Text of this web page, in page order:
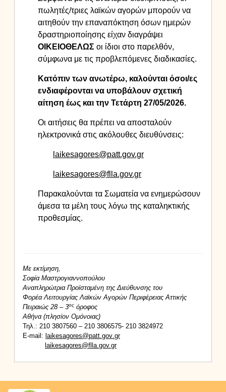
πωλητές/τριες λαϊκών αγορών μπορούν να
αιτηθούν την επαναπόκτηση όσων ημερών
δραστηριοποίησης είχαν διαγράψει
ΟΙΚΕΙΟΘΕΛΩΣ οι ίδιοι στο παρελθόν,
σύμφωνα με τις προβλεπόμενες διαδικασίες.
Κατόπιν των ανωτέρω, καλούνται όσοι/ες
ενδιαφέρονται να υποβάλουν σχετική
αίτηση έως και την Τετάρτη 27/05/2026.
Οι αιτήσεις θα πρέπει να αποσταλούν
ηλεκτρονικά στις ακόλουθες διευθύνσεις:
laikesagores@patt.gov.gr
laikesagores@flla.gov.gr
Παρακαλούνται τα Σωματεία να ενημερώσουν
άμεσα τα μέλη τους λόγω της καταληκτικής
προθεσμίας.
Με εκτίμηση,
Σοφία Μαστρογιαννοπούλου
Αναπληρώτρια Προϊσταμένη της Διεύθυνσης του
Φορέα Λειτουργίας Λαϊκών Αγορών Περιφέρειας Αττικής
Πειραιώς 28 – 3ος όροφος
Αθήνα (πλησίον Ομόνοιας)
Τηλ.: 210 3807560 – 210 3806575- 210 3824972
E-mail : laikesagores@patt.gov.gr
laikesagores@flla.gov.gr